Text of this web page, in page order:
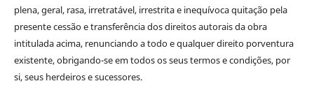
plena, geral, rasa, irretratável, irrestrita e inequívoca quitação pela
presente cessão e transferência dos direitos autorais da obra
intitulada acima, renunciando a todo e qualquer direito porventura
existente, obrigando-se em todos os seus termos e condições, por
si, seus herdeiros e sucessores.